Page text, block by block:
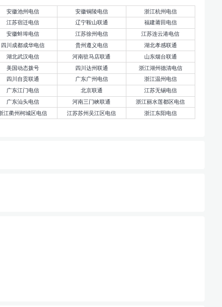
安徽池州电信 安徽铜陵电信
浙江杭州电信
江苏宿迁电信
辽宁鞍山联通
福建莆田电信
安徽蚌埠电信
江苏徐州电信
江苏连云港电信
四川成都成华电信
贵州遵义电信
湖北孝感联通
湖北武汉电信
河南驻马店联通
山东烟台联通
美国动态拨号
四川达州联通
浙江湖州德清电信
四川自贡联通
广东广州电信
浙江温州电信
广东江门电信
北京联通
江苏无锡电信
广东汕头电信
河南三门峡联通
浙江丽水莲都区电信
江衢州柯城区电信
江苏苏州吴江区电信 浙江东阳电信